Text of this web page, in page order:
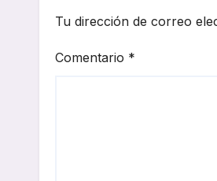
Tu dirección de correo
Comentario *